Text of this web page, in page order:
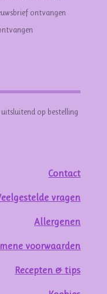
ontvangen
op bestelling
Contact
vragen
Allergenen
voorwaarden
Recepten & tips